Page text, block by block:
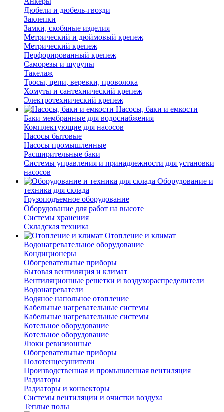
Дюбели и дюбель-гвозди
Заклепки
Замки, скобяные изделия
Метрический и дюймовый крепеж
Метрический крепеж
Перфорированный крепеж
Саморезы и шурупы
Такелаж
Тросы, цепи, веревки, проволока
Хомуты и сантехнический крепеж
Электротехнический крепеж
Насосы, баки и емкости
Баки мембранные для водоснабжения
Комплектующие для насосов
Насосы бытовые
Насосы промышленные
Расширительные баки
Системы управления и принадлежности для установки
насосов
Оборудование и
техника для склада
Грузоподъемное оборудование
Оборудование для работ на высоте
Системы хранения
Складская техника
Отопление и климат
Водонагревательное оборудование
Кондиционеры
Обогревательные приборы
Бытовая вентиляция и климат
Вентиляционные решетки и воздухораспределители
Водонагреватели
Водяное напольное отопление
Кабельные нагревательные системы
Кабельные нагревательные системы
Котельное оборудование
Котельное оборудование
Люки ревизионные
Обогревательные приборы
Полотенцесушители
Производственная и промышленная вентиляция
Радиаторы
Радиаторы и конвекторы
Системы вентиляции и очистки воздуха
Теплые полы